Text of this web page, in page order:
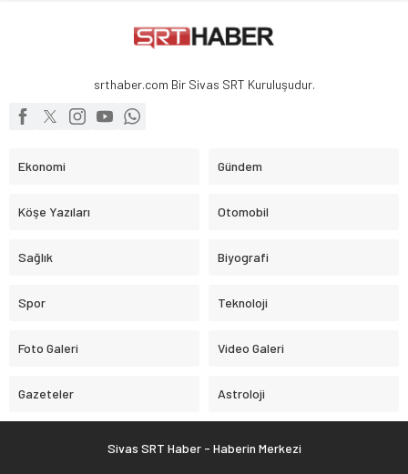
srthaber.com Bir Sivas SRT Kuruluşudur.
Ekonomi Gündem
Köşe Yazıları Otomobil
Sağlık Biyografi
Spor Teknoloji
Foto Galeri Video Galeri
Gazeteler Astroloji
Sivas SRT Haber - Haberin Merkezi